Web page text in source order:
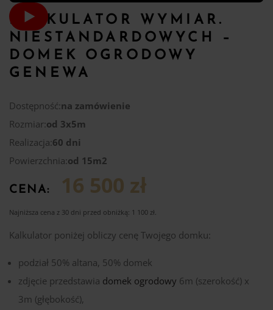
KALKULATOR WYMIAR.
NIESTANDARDOWYCH –
DOMEK OGRODOWY
GENEWA
Dostępność:na zamówienie
Rozmiar:od 3x5m
Realizacja:60 dni
Powierzchnia:od 15m2
CENA: 16 500 zł
Najniższa cena z 30 dni przed obniżką: 1 100 zł.
Kalkulator poniżej obliczy cenę Twojego domku:
podział 50% altana, 50% domek
zdjęcie przedstawia domek ogrodowy 6m (szerokość) x
3m (głębokość),